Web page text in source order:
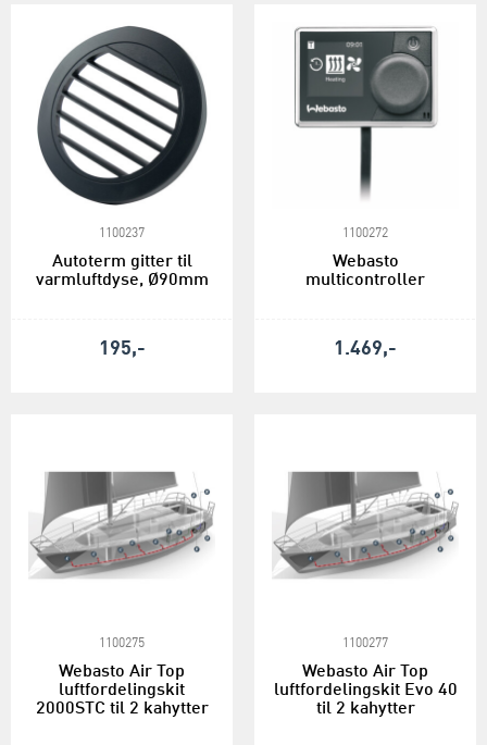
1100237
Autoterm gitter til
varmluftdyse, Ø90mm
195,-
1100272
Webasto
multicontroller
1.469,-
1100275
Webasto Air Top
luftfordelingskit
2000STC til 2 kahytter
1100277
Webasto Air Top
luftfordelingskit Evo 40
til 2 kahytter